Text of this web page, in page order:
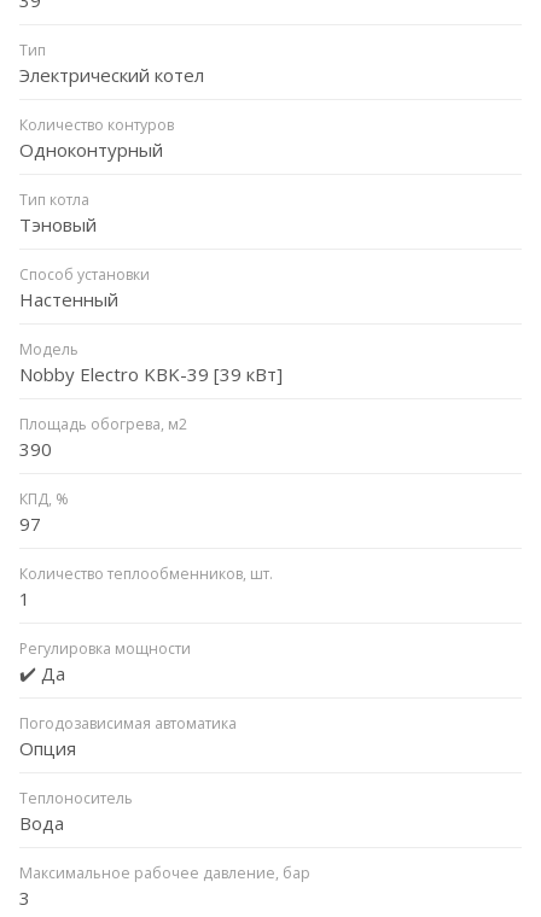
Тип
Электрический котел
Количество контуров
Одноконтурный
Тип котла
Тэновый
Способ установки
Настенный
Модель
Nobby Electro KBK-39 [39 кВт]
Площадь обогрева, м2
390
КПД, %
97
Количество теплообменников, шт.
1
Регулировка мощности
✔️ Да
Погодозависимая автоматика
Опция
Теплоноситель
Вода
Максимальное рабочее давление, бар
3